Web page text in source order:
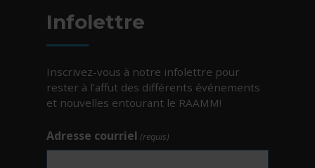
Infolettre
Inscrivez-vous à notre infolettre pour
rester à l’affut des différents événements
et nouvelles entourant le RAAMM!
Adresse courriel (requis)